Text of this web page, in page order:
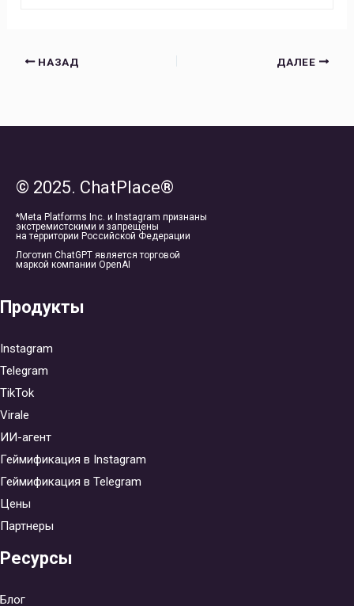
НАЗАД ДАЛЕЕ
© 2025. ChatPlace®
*Meta Platforms Inc. и Instagram признаны
экстремистскими и запрещены
на территории Российской Федерации
Логотип ChatGPT является торговой
маркой компании OpenAI
Продукты
Instagram
Telegram
TikTok
Virale
ИИ-агент
Геймификация в Instagram
Геймификация в Telegram
Цены
Партнеры
Ресурсы
Блог